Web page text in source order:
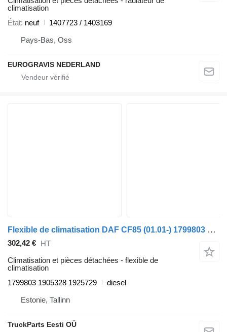
climatisation
État neuf
1407723 / 1403169
Pays-Bas, Oss
EUROGRAVIS NEDERLAND
Flexible de climatisation DAF CF85 (01.01-) 1799803 pour tracteur routier DAF LF45, LF55, LF180, CF65, CF75, CF85 (2001-)
302,42 € HT
Climatisation et pièces détachées - flexible de
climatisation
1799803 1905328 1925729
diesel
Estonie, Tallinn
TruckParts Eesti OÜ